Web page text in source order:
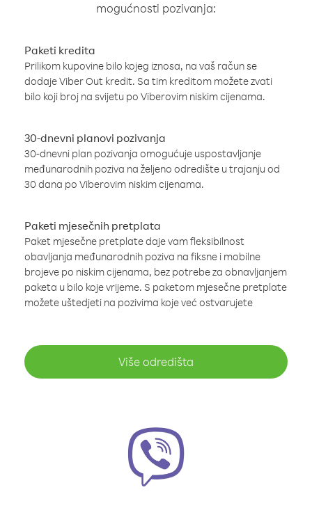
mogućnosti pozivanja:
Paketi kredita
Prilikom kupovine bilo kojeg iznosa, na vaš račun se
dodaje Viber Out kredit. Sa tim kreditom možete zvati
bilo koji broj na svijetu po Viberovim niskim cijenama.
30-dnevni planovi pozivanja
30-dnevni plan pozivanja omogućuje uspostavljanje
međunarodnih poziva na željeno odredište u trajanju od
30 dana po Viberovim niskim cijenama.
Paketi mjesečnih pretplata
Paket mjesečne pretplate daje vam fleksibilnost
obavljanja međunarodnih poziva na fiksne i mobilne
brojeve po niskim cijenama, bez potrebe za obnavljanjem
paketa u bilo koje vrijeme. S paketom mjesečne pretplate
možete uštedjeti na pozivima koje već ostvarujete
Više odredišta